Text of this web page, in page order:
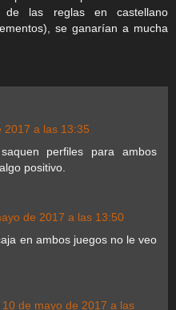
las reglas en castellano
se ganarían a mucha
2017 a las 13:35
perfiles para ambos
positivo.
de 2017 a las 13:50
en ambos juegos no le veo
10 de mayo de 2017 a las